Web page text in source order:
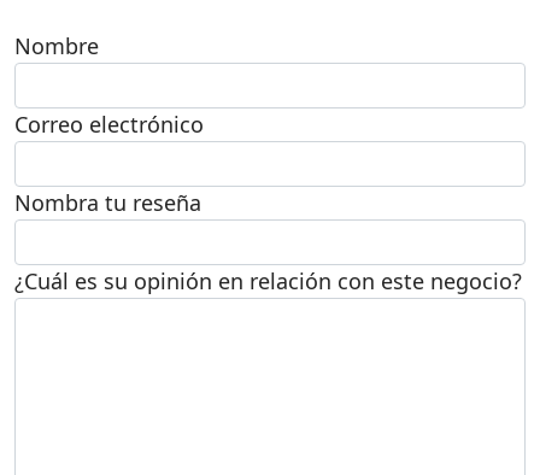
Nombre
Correo electrónico
Nombra tu reseña
¿Cuál es su opinión en relación con este negocio?